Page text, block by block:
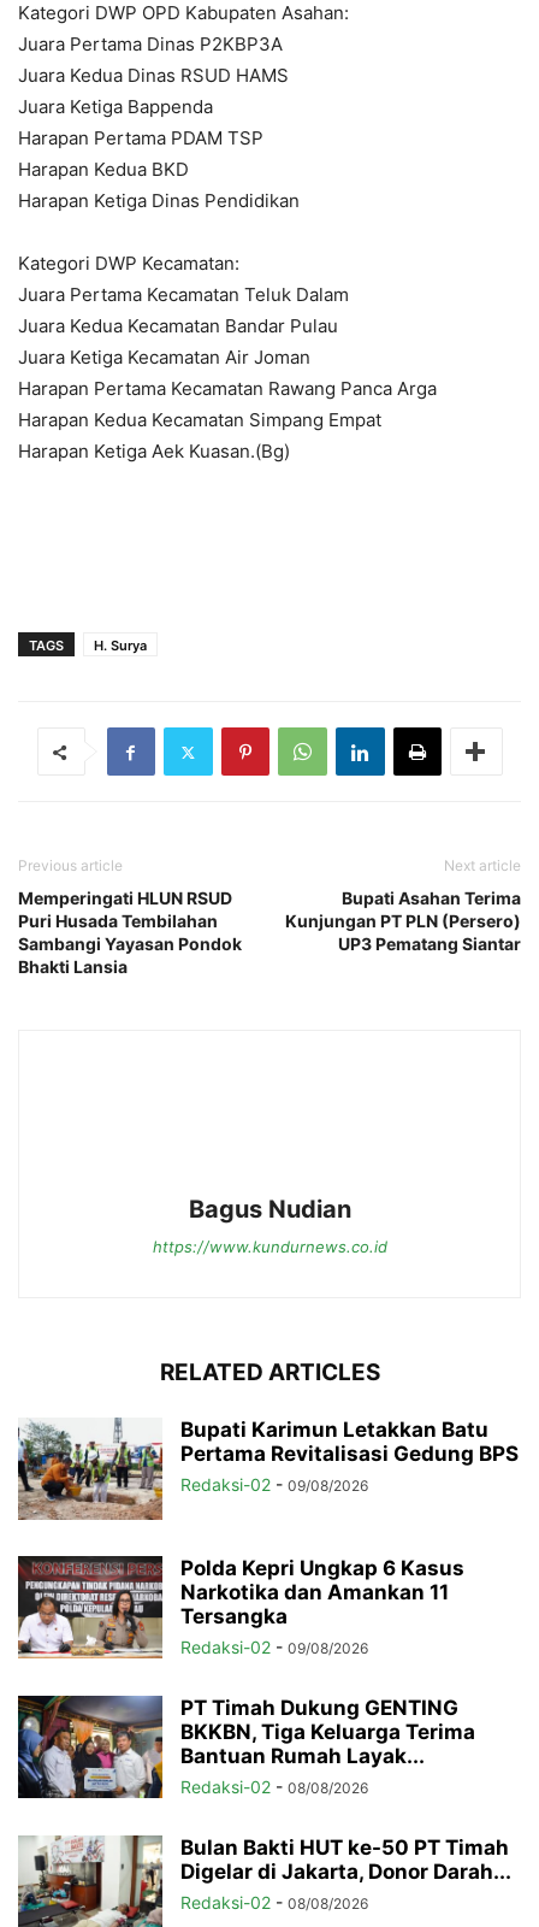
Kategori DWP OPD Kabupaten Asahan:
Juara Pertama Dinas P2KBP3A
Juara Kedua Dinas RSUD HAMS
Juara Ketiga Bappenda
Harapan Pertama PDAM TSP
Harapan Kedua BKD
Harapan Ketiga Dinas Pendidikan
Kategori DWP Kecamatan:
Juara Pertama Kecamatan Teluk Dalam
Juara Kedua Kecamatan Bandar Pulau
Juara Ketiga Kecamatan Air Joman
Harapan Pertama Kecamatan Rawang Panca Arga
Harapan Kedua Kecamatan Simpang Empat
Harapan Ketiga Aek Kuasan.(Bg)
TAGS H. Surya
Previous article
Memperingati HLUN RSUD
Puri Husada Tembilahan
Sambangi Yayasan Pondok
Bhakti Lansia
Next article
Bupati Asahan Terima
Kunjungan PT PLN (Persero)
UP3 Pematang Siantar
Bagus Nudian
https://www.kundurnews.co.id
RELATED ARTICLES
Bupati Karimun Letakkan Batu
Pertama Revitalisasi Gedung BPS
Redaksi-02 - 09/08/2026
Polda Kepri Ungkap 6 Kasus
Narkotika dan Amankan 11
Tersangka
Redaksi-02 - 09/08/2026
PT Timah Dukung GENTING
BKKBN, Tiga Keluarga Terima
Bantuan Rumah Layak...
Redaksi-02 - 08/08/2026
Bulan Bakti HUT ke-50 PT Timah
Digelar di Jakarta, Donor Darah...
Redaksi-02 - 08/08/2026